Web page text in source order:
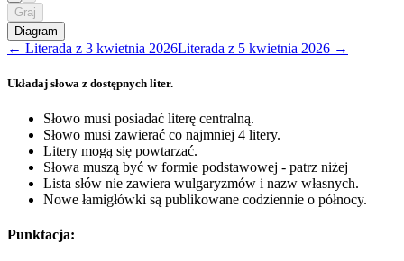
Graj
Diagram
← Literada z 3 kwietnia 2026Literada z 5 kwietnia 2026 →
Układaj słowa z dostępnych liter.
Słowo musi posiadać literę centralną.
Słowo musi zawierać co najmniej 4 litery.
Litery mogą się powtarzać.
Słowa muszą być w formie podstawowej - patrz niżej
Lista słów nie zawiera wulgaryzmów i nazw własnych.
Nowe łamigłówki są publikowane codziennie o północy.
Punktacja: